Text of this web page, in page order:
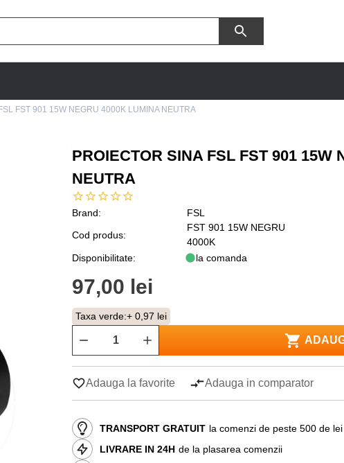
FST 901 15W NEGRU 4000K LUMINA NEUTRA
PROIECTOR SINA FSL FST 901 15W
NEUTRA
Brand:
FSL
Cod produs:
FST 901 15W NEGRU
4000K
Disponibilitate:
la comanda
97,00 lei
Taxa verde:+ 0,97 lei
Adauga la favorite Adauga in comparator
TRANSPORT GRATUIT la comenzi de peste 500 de lei
LIVRARE IN 24H de la plasarea comenzii